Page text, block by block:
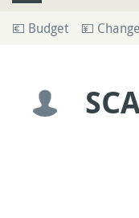
💶 Budget 💴